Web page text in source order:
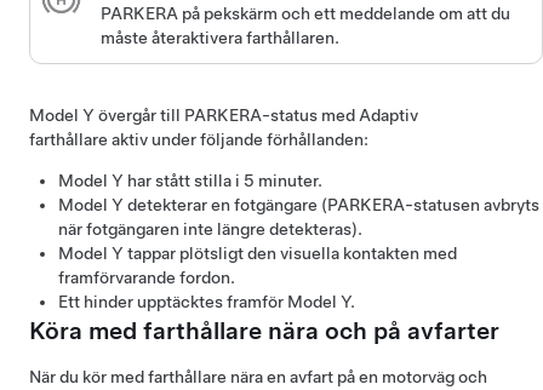
PARKERA på pekskärm och ett meddelande om att du
måste återaktivera farthållaren.
Model Y övergår till PARKERA-status med Adaptiv
farthållare aktiv under följande förhållanden:
Model Y har stått stilla i 5 minuter.
Model Y detekterar en fotgängare (PARKERA-statusen avbryts
när fotgängaren inte längre detekteras).
Model Y tappar plötsligt den visuella kontakten med
framförvarande fordon.
Ett hinder upptäcktes framför Model Y.
Köra med farthållare nära och på avfarter
När du kör med farthållare nära en avfart på en motorväg och